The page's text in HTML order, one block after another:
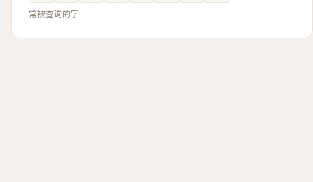
常被查询的字